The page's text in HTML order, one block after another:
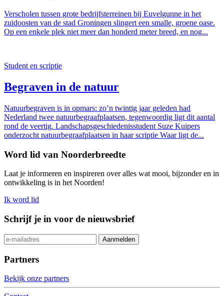
Verscholen tussen grote bedrijfsterreinen bij Euvelgunne in het
zuidoosten van de stad Groningen slingert een smalle, groene oase.
Op een enkele plek niet meer dan honderd meter breed, en nog...
Student en scriptie
Begraven in de natuur
Natuurbegraven is in opmars: zo’n twintig jaar geleden had
Nederland twee natuurbegraafplaatsen, tegenwoordig ligt dit aantal
rond de veertig. Landschapsgeschiedenisstudent Suze Kuipers
onderzocht natuurbegraafplaatsen in haar scriptie Waar ligt de...
Word lid van Noorderbreedte
Laat je informeren en inspireren over alles wat mooi, bijzonder en in
ontwikkeling is in het Noorden!
Ik word lid
Schrijf je in voor de nieuwsbrief
Partners
Bekijk onze partners